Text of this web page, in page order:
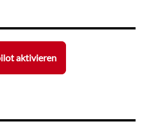
aktivieren